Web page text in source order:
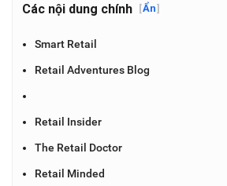
Các nội dung chính [Ẩn]
Smart Retail
Retail Adventures Blog
Retail Insider
The Retail Doctor
Retail Minded